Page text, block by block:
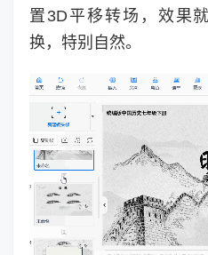
置3D平移转场，效果
换，特别自然。